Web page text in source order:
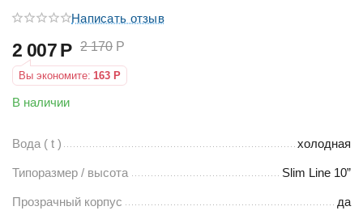
Написать отзыв
2 007Р 2 170 Р
Вы экономите: 163 Р
В наличии
Вода ( t ) холодная
Типоразмер / высота Slim Line 10”
Прозрачный корпус да